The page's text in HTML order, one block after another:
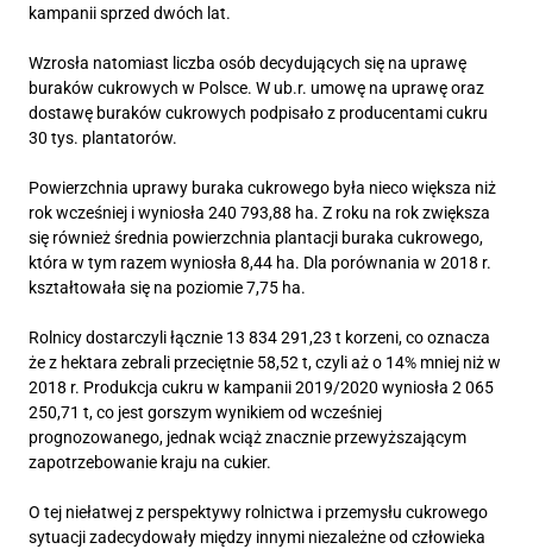
kampanii sprzed dwóch lat.
Wzrosła natomiast liczba osób decydujących się na uprawę
buraków cukrowych w Polsce. W ub.r. umowę na uprawę oraz
dostawę buraków cukrowych podpisało z producentami cukru
30 tys. plantatorów.
Powierzchnia uprawy buraka cukrowego była nieco większa niż
rok wcześniej i wyniosła 240 793,88 ha. Z roku na rok zwiększa
się również średnia powierzchnia plantacji buraka cukrowego,
która w tym razem wyniosła 8,44 ha. Dla porównania w 2018 r.
kształtowała się na poziomie 7,75 ha.
Rolnicy dostarczyli łącznie 13 834 291,23 t korzeni, co oznacza
że z hektara zebrali przeciętnie 58,52 t, czyli aż o 14% mniej niż w
2018 r. Produkcja cukru w kampanii 2019/2020 wyniosła 2 065
250,71 t, co jest gorszym wynikiem od wcześniej
prognozowanego, jednak wciąż znacznie przewyższającym
zapotrzebowanie kraju na cukier.
O tej niełatwej z perspektywy rolnictwa i przemysłu cukrowego
sytuacji zadecydowały między innymi niezależne od człowieka